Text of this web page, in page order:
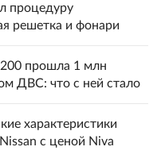
процедуру
решетка и фонари
прошла 1 млн
ДВС: что с ней стало
характеристики
с ценой Niva